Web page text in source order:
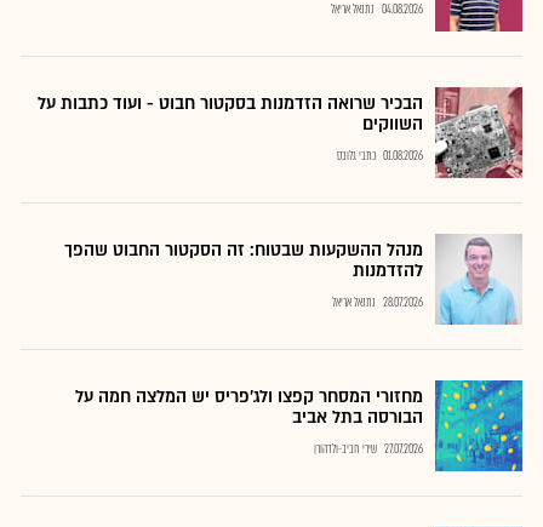
04.08.2026 נתנאל אריאל
הבכיר שרואה הזדמנות בסקטור חבוט - ועוד כתבות על
השווקים
01.08.2026 כתבי גלובס
מנהל ההשקעות שבטוח: זה הסקטור החבוט שהפך
להזדמנות
28.07.2026 נתנאל אריאל
מחזורי המסחר קפצו ולג'פריס יש המלצה חמה על
הבורסה בתל אביב
27.07.2026 שירי חביב-ולדהורן